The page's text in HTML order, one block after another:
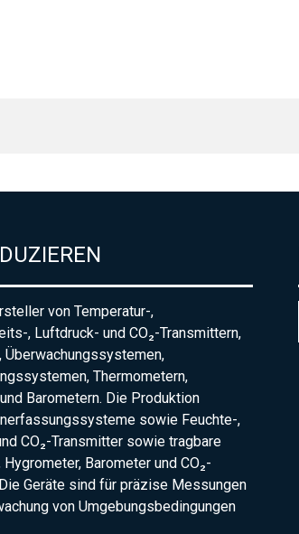
von Temperatur-,
, Luftdruck- und CO₂-Transmittern,
Überwachungssystemen,
Thermometern,
Barometern. Die Produktion
sowie Feuchte-,
CO₂-Transmitter sowie tragbare
Barometer und CO₂-
Geräte sind für präzise Messungen
von Umgebungsbedingungen